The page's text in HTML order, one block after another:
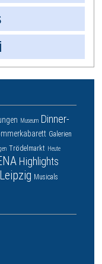
Museum Dinner-
Galerien
Trödelmarkt Heute
Highlights
Musicals